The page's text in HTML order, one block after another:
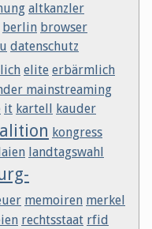
altkanzler
berlin browser
datenschutz
elite erbärmlich
mainstreaming
it kartell
kauder
kongress
laien landtagswahl
memoiren merkel
rechtsstaat rfid